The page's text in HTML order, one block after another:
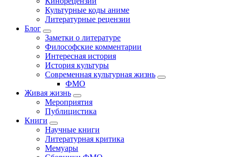
Культурные коды аниме
Литературные рецензии
Блог
Заметки о литературе
Философские комментарии
Интересная история
История культуры
Современная культурная жизнь
ФМО
Живая жизнь
Мероприятия
Публицистика
Книги
Научные книги
Литературная критика
Мемуары